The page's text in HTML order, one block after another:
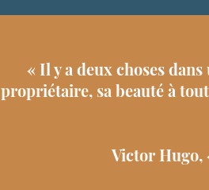
« Il y a deux choses
propriétaire, sa beauté à
Victor Hugo,